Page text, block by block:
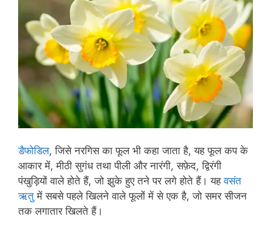
डैफोडिल, जिसे नरगिस का फूल भी कहा जाता है, यह फूल कप के
आकार में, मीठी सुगंध तथा पीली और नारंगी, सफ़ेद, द्विरंगी
पंखुड़ियों वाले होते हैं, जो झुके हुए तने पर लगे होते हैं। यहवसंत
ऋतु में सबसे पहले खिलने वाले फूलों में से एक है, जो समर सीजन
तक लगातार खिलते हैं।